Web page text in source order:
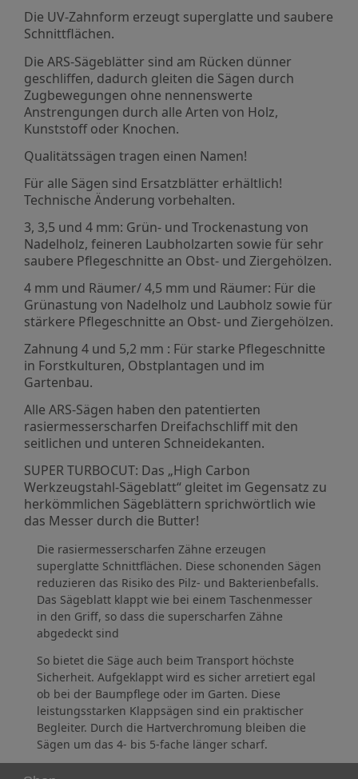
Die UV-Zahnform erzeugt superglatte und saubere
Schnittflächen.
Die ARS-Sägeblätter sind am Rücken dünner
geschliffen, dadurch gleiten die Sägen durch
Zugbewegungen ohne nennenswerte
Anstrengungen durch alle Arten von Holz,
Kunststoff oder Knochen.
Qualitätssägen tragen einen Namen!
Für alle Sägen sind Ersatzblätter erhältlich!
Technische Änderung vorbehalten.
3, 3,5 und 4 mm: Grün- und Trockenastung von
Nadelholz, feineren Laubholzarten sowie für sehr
saubere Pflegeschnitte an Obst- und Ziergehölzen.
4 mm und Räumer/ 4,5 mm und Räumer: Für die
Grünastung von Nadelholz und Laubholz sowie für
stärkere Pflegeschnitte an Obst- und Ziergehölzen.
Zahnung 4 und 5,2 mm : Für starke Pflegeschnitte
in Forstkulturen, Obstplantagen und im
Gartenbau.
Alle ARS-Sägen haben den patentierten
rasiermesserscharfen Dreifachschliff mit den
seitlichen und unteren Schneidekanten.
SUPER TURBOCUT: Das „High Carbon
Werkzeugstahl-Sägeblatt“ gleitet im Gegensatz zu
herkömmlichen Sägeblättern sprichwörtlich wie
das Messer durch die Butter!
Die rasiermesserscharfen Zähne erzeugen
superglatte Schnittflächen. Diese schonenden Sägen
reduzieren das Risiko des Pilz- und Bakterienbefalls.
Das Sägeblatt klappt wie bei einem Taschenmesser
in den Griff, so dass die superscharfen Zähne
abgedeckt sind
So bietet die Säge auch beim Transport höchste
Sicherheit. Aufgeklappt wird es sicher arretiert egal
ob bei der Baumpflege oder im Garten. Diese
leistungsstarken Klappsägen sind ein praktischer
Begleiter. Durch die Hartverchromung bleiben die
Sägen um das 4- bis 5-fache länger scharf.